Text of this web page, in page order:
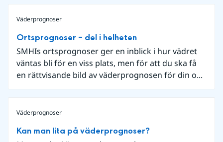
Väderprognoser
Ortsprognoser – del i helheten
SMHIs ortsprognoser ger en inblick i hur vädret
väntas bli för en viss plats, men för att du ska få
en rättvisande bild av väderprognosen för din o...
Väderprognoser
Kan man lita på väderprognoser?